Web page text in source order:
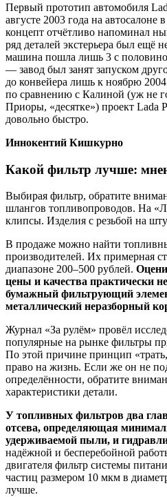
Первый прототип автомобиля
августе 2003 года на автосалоне
концепт отчётливо напоминал
ряд деталей экстерьера был ещё
машина пошла лишь 3 с
— завод был занят запуском
до конвейера лишь к ноябрю
по сравнению с Калиной (уж не
Приоры, «десятке») проект Lada
довольно быстро.
Иннокентий Кишкурно
Какой фильтр лучше:
Выбирая фильтр, обратите
шлангов топливопроводов. На
клипсы. Изделия с резьбой на
В продаже можно найти
производителей. Их примерная
диапазоне 200–500 рублей.
цены и качества практически
бумажный фильтрующий
металлический неразборный
Журнал «За рулём» провёл
популярные на рынке фильтры
По этой причине принцип
право на жизнь. Если же он не
определённости, обратите
характеристики детали.
У топливных фильтров два
отсева, определяющая
удерживаемой пыли, и
надёжной и бесперебойной
двигателя фильтр системы
частиц размером 10 мкм в
лучше.